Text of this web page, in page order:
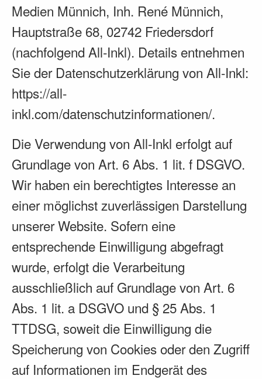
Medien Münnich, Inh. René Münnich,
Hauptstraße 68, 02742 Friedersdorf
(nachfolgend All-Inkl). Details entnehmen
Sie der Datenschutzerklärung von All-Inkl:
https://all-
inkl.com/datenschutzinformationen/.
Die Verwendung von All-Inkl erfolgt auf
Grundlage von Art. 6 Abs. 1 lit. f DSGVO.
Wir haben ein berechtigtes Interesse an
einer möglichst zuverlässigen Darstellung
unserer Website. Sofern eine
entsprechende Einwilligung abgefragt
wurde, erfolgt die Verarbeitung
ausschließlich auf Grundlage von Art. 6
Abs. 1 lit. a DSGVO und § 25 Abs. 1
TTDSG, soweit die Einwilligung die
Speicherung von Cookies oder den Zugriff
auf Informationen im Endgerät des